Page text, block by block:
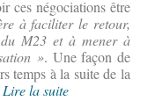
ces négociations être
à faciliter le retour,
M23 et à mener à
». Une façon de
temps à la suite de la
Lire la suite